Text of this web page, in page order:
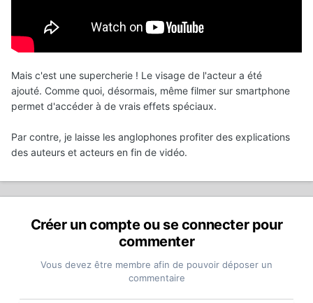
Mais c'est une supercherie ! Le visage de l'acteur a été
ajouté. Comme quoi, désormais, même filmer sur smartphone
permet d'accéder à de vrais effets spéciaux.
Par contre, je laisse les anglophones profiter des explications
des auteurs et acteurs en fin de vidéo.
Créer un compte ou se connecter pour
commenter
Vous devez être membre afin de pouvoir déposer un
commentaire